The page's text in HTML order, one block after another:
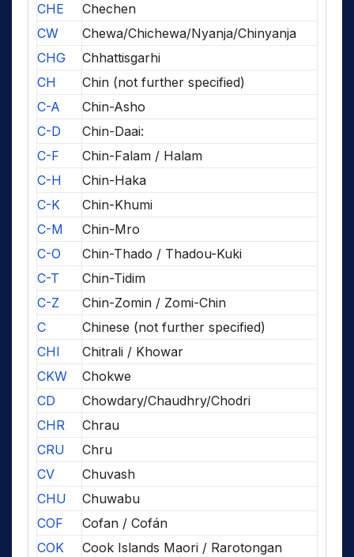
CHE
Chechen
CW
Chewa/Chichewa/Nyanja/Chinyanja
CHG
Chhattisgarhi
CH
Chin (not further specified)
C-A
Chin-Asho
C-D
Chin-Daai:
C-F
Chin-Falam / Halam
C-H
Chin-Haka
C-K
Chin-Khumi
C-M
Chin-Mro
C-O
Chin-Thado / Thadou-Kuki
C-T
Chin-Tidim
C-Z
Chin-Zomin / Zomi-Chin
C
Chinese (not further specified)
CHI
Chitrali / Khowar
CKW
Chokwe
CD
Chowdary/Chaudhry/Chodri
CHR
Chrau
CRU
Chru
CV
Chuvash
CHU
Chuwabu
COF
Cofan / Cofán
COK
Cook Islands Maori / Rarotongan